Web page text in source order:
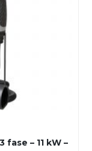
fase – 11 kW –